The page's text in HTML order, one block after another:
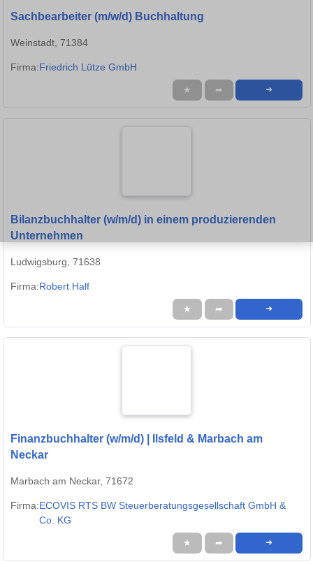
Sachbearbeiter (m/w/d) Buchhaltung
Weinstadt, 71384
Firma:Friedrich Lütze GmbH
★ ➦ ➜
Bilanzbuchhalter (w/m/d) in einem produzierenden
Unternehmen
Ludwigsburg, 71638
Firma:Robert Half
★ ➦ ➜
Finanzbuchhalter (w/m/d) | Ilsfeld & Marbach am
Neckar
Marbach am Neckar, 71672
Firma:ECOVIS RTS BW Steuerberatungsgesellschaft GmbH &
Co. KG
★ ➦ ➜